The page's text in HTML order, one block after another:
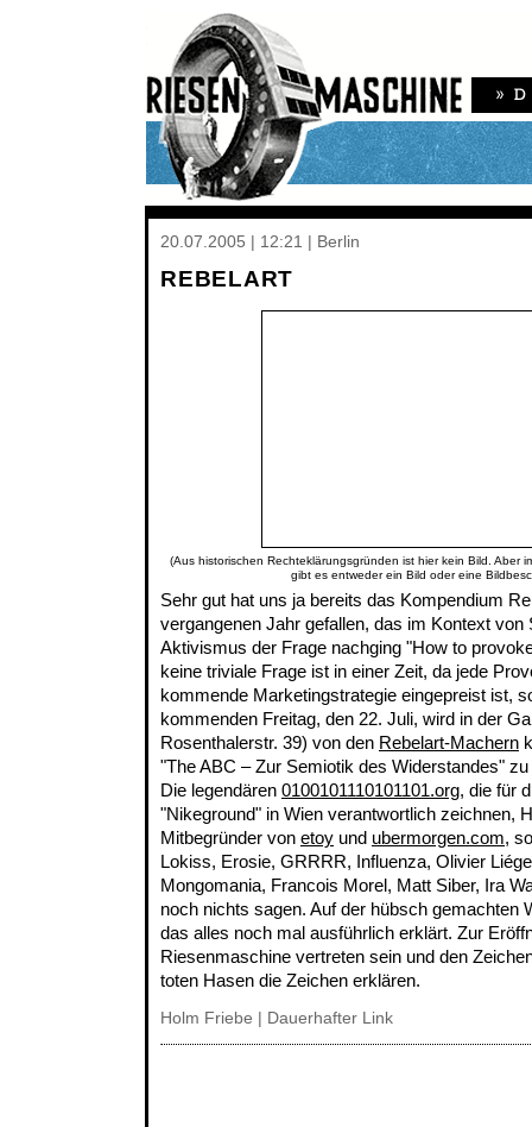
20.07.2005 | 12:21 | Berlin
REBELART
(Aus historischen Rechteklärungsgründen ist hier kein Bild. Aber
gibt es entweder ein Bild oder eine
Sehr gut hat uns ja bereits das Kompendium
vergangenen Jahr gefallen, das im Kontext von
Aktivismus der Frage nachging "How to
keine triviale Frage ist in einer Zeit, da jede
kommende Marketingstrategie eingepreist ist,
kommenden Freitag, den 22. Juli, wird in der
Rosenthalerstr. 39) von den Rebelart-Machern
"The ABC – Zur Semiotik des Widerstandes"
Die legendären 0100101110101101.org, die für
"Nikeground" in Wien verantwortlich zeichnen,
Mitbegründer von etoy und ubermorgen.com,
Lokiss, Erosie, GRRRR, Influenza, Olivier
Mongomania, Francois Morel, Matt Siber, Ira
noch nichts sagen. Auf der hübsch gemachten
das alles noch mal ausführlich erklärt. Zur
Riesenmaschine vertreten sein und den
toten Hasen die Zeichen erklären.
Holm Friebe Dauerhafter Link